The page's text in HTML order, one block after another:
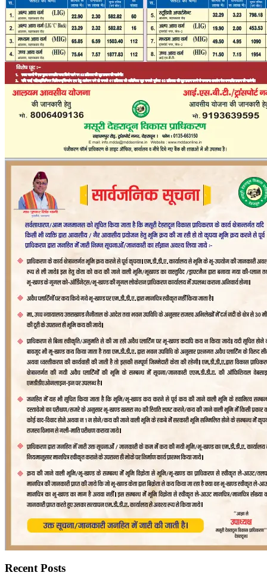
Recent Posts